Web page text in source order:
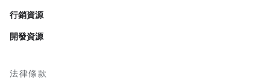
行銷資源
開發資源
法律條款